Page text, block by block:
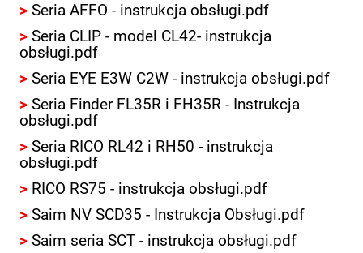
> Seria AFFO - instrukcja obsługi.pdf
> Seria CLIP - model CL42- instrukcja
obsługi.pdf
> Seria EYE E3W C2W - instrukcja obsługi.pdf
> Seria Finder FL35R i FH35R - Instrukcja
obsługi.pdf
> Seria RICO RL42 i RH50 - instrukcja
obsługi.pdf
> RICO RS75 - instrukcja obsługi.pdf
> Saim NV SCD35 - Instrukcja Obsługi.pdf
> Saim seria SCT - instrukcja obsługi.pdf